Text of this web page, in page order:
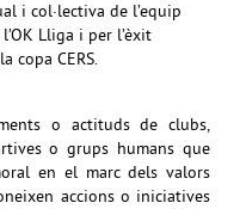
i col·lectiva de l’equip
Lliga i per l’èxit
copa CERS.
o actituds de clubs,
o grups humans que
en el marc dels valors
accions o iniciatives